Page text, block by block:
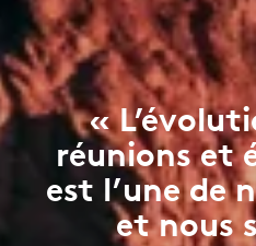
«
réunions et
est l’une de
et nous